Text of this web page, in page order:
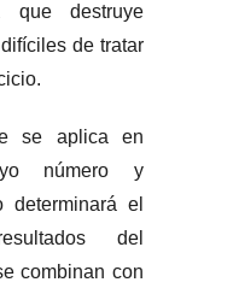
que destruye
de tratar
se aplica en
número y
determinará el
del
combinan con